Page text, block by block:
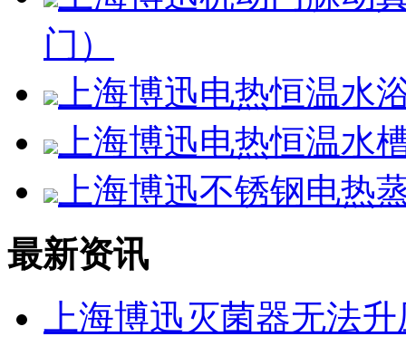
门）
上海博迅电热恒温水
上海博迅电热恒温水
上海博迅不锈钢电热
最新资讯
上海博迅灭菌器无法